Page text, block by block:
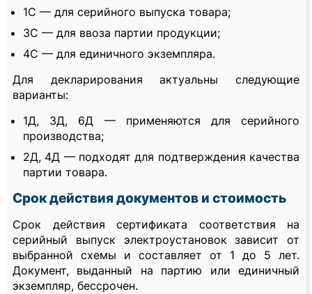
1С — для серийного выпуска товара;
3С — для ввоза партии продукции;
4С — для единичного экземпляра.
Для декларирования актуальны следующие
варианты:
1Д, 3Д, 6Д — применяются для серийного
производства;
2Д, 4Д — подходят для подтверждения качества
партии товара.
Срок действия документов и стоимость
Срок действия сертификата соответствия на
серийный выпуск электроустановок зависит от
выбранной схемы и составляет от 1 до 5 лет.
Документ, выданный на партию или единичный
экземпляр, бессрочен.